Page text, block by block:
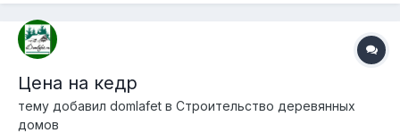
Цена на кедр
тему добавил domlafet в Строительство деревянных
домов